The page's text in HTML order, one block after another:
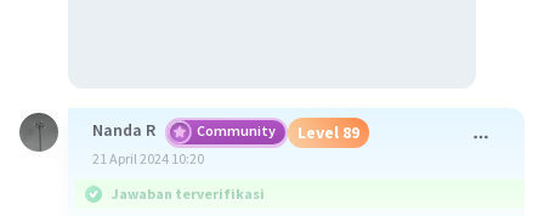
Nanda R Community Level 89
21 April 2024 10:20
Jawaban terverifikasi